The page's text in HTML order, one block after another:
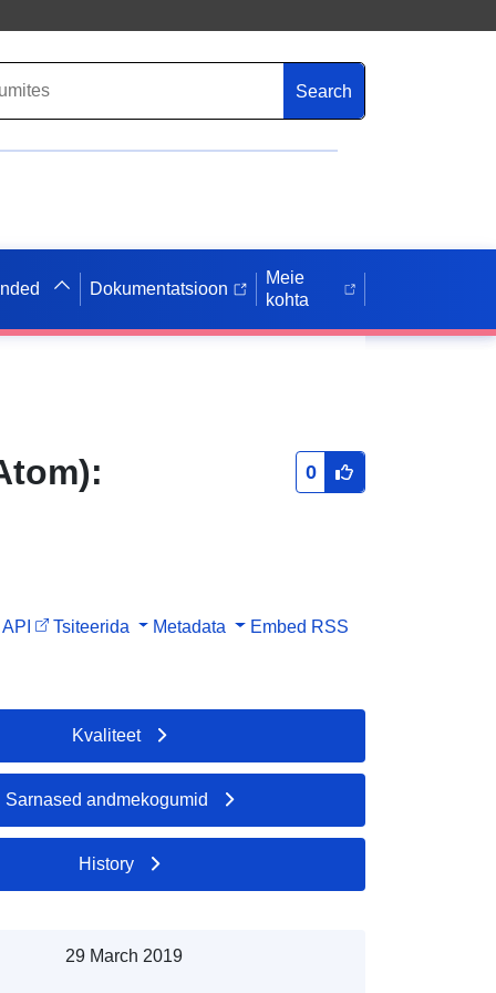
Search
Dokumentatsioon
Meie
kohta
0
API Tsiteerida Metadata Embed RSS
Kvaliteet
Sarnased andmekogumid
History
29 March 2019